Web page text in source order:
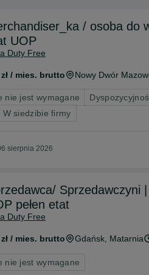
/ osoba do
UOP
Duty Free
/ mies. brutto Nowy Dwór
nie jest wymagane
siedzibie firmy
sierpnia 2026
Sprzedawczyni
pełen etat
Duty Free
/ mies. brutto Gdańsk , Matarnia
nie jest wymagane